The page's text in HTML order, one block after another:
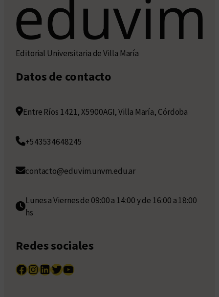
Editorial Universitaria de Villa María
Datos de contacto
Entre Ríos 1421, X5900AGI, Villa María, Córdoba
+543534648245
contacto@eduvim.unvm.edu.ar
Lunes a Viernes de 09:00 a 14:00 y de 16:00 a 18:00
hs
Redes sociales
Facebook InstagramLinkedIn Twitter YouTube